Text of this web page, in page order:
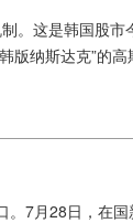
。这是韩国股市
版纳斯达克”的
7月28日，在国